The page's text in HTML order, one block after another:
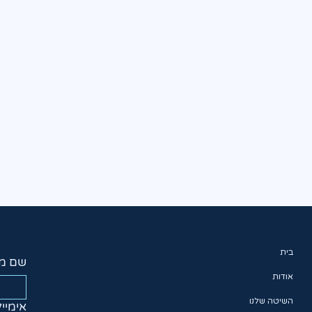
בית
אודות
השיטה שלנו
שם